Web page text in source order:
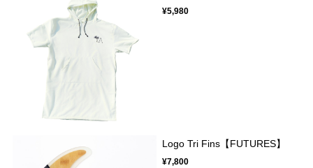
¥5,980
Logo Tri Fins【FUTURES】
¥7,800